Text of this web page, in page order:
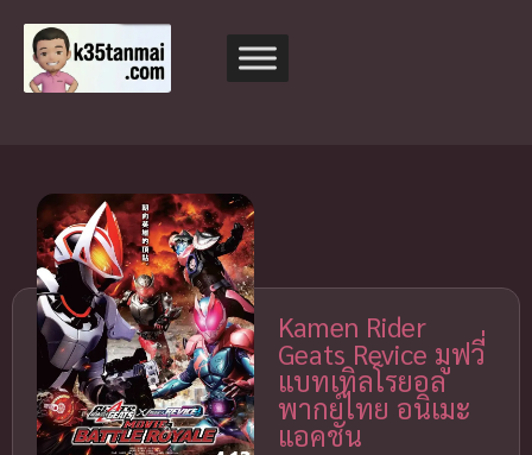
Kamen Rider
Geats Revice มูฟวี่
แบทเทิลโรยอล
พากย์ไทย อนิเมะ
แอคชั่น